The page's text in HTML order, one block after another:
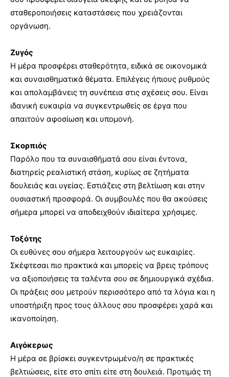
σταθεροποιήσεις καταστάσεις που χρειάζονται
οργάνωση.
Ζυγός
Η μέρα προσφέρει σταθερότητα, ειδικά σε οικονομικά
και συναισθηματικά θέματα. Επιλέγεις ήπιους ρυθμούς
και απολαμβάνεις τη συνέπεια στις σχέσεις σου. Είναι
ιδανική ευκαιρία να συγκεντρωθείς σε έργα που
απαιτούν αφοσίωση και υπομονή.
Σκορπιός
Παρόλο που τα συναισθήματά σου είναι έντονα,
διατηρείς ρεαλιστική στάση, κυρίως σε ζητήματα
δουλειάς και υγείας. Εστιάζεις στη βελτίωση και στην
ουσιαστική προσφορά. Οι συμβουλές που θα ακούσεις
σήμερα μπορεί να αποδειχθούν ιδιαίτερα χρήσιμες.
Τοξότης
Οι ευθύνες σου σήμερα λειτουργούν ως ευκαιρίες.
Σκέφτεσαι πιο πρακτικά και μπορείς να βρεις τρόπους
να αξιοποιήσεις τα ταλέντα σου σε δημιουργικά σχέδια.
Οι πράξεις σου μετρούν περισσότερο από τα λόγια και η
υποστήριξη προς τους άλλους σου προσφέρει χαρά και
ικανοποίηση.
Αιγόκερως
Η μέρα σε βρίσκει συγκεντρωμένο/η σε πρακτικές
βελτιώσεις, είτε στο σπίτι είτε στη δουλειά. Προτιμάς τη